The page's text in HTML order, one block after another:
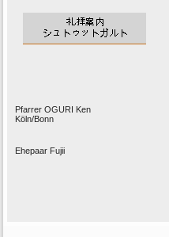
Pfarrer OGURI Ken
Köln/Bonn
Ehepaar Fujii